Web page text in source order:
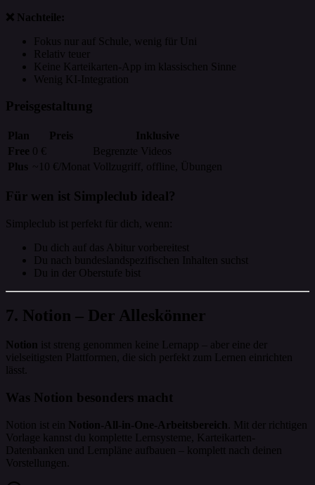
❌ Nachteile:
Fokus nur auf Schule, wenig für Uni
Relativ teuer
Keine Karteikarten-App im klassischen Sinne
Wenig KI-Integration
Preisgestaltung
Plan Preis
Inklusive
Free 0 €
Begrenzte Videos
Plus
~10 €/Monat Vollzugriff, offline, Übungen
Für wen ist Simpleclub ideal?
Simpleclub ist perfekt für dich, wenn:
Du dich auf das Abitur vorbereitest
Du nach bundeslandspezifischen Inhalten suchst
Du in der Oberstufe bist
7. Notion – Der Alleskönner
Notion ist streng genommen keine Lernapp – aber eine der
vielseitigsten Plattformen, die sich perfekt zum Lernen einrichten
lässt.
Was Notion besonders macht
Notion ist ein Notion-All-in-One-Arbeitsbereich . Mit der richtigen
Vorlage kannst du komplette Lernsysteme, Karteikarten-
Datenbanken und Lernpläne aufbauen – komplett nach deinen
Vorstellungen.